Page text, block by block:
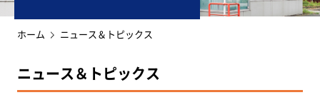
ホーム ニュース＆トピックス
ニュース＆トピックス